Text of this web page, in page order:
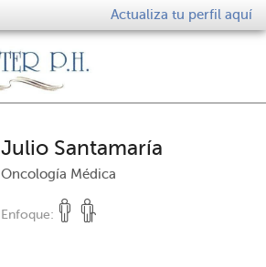
Actualiza tu perfil aquí
Julio Santamaría
Oncología Médica
Enfoque: